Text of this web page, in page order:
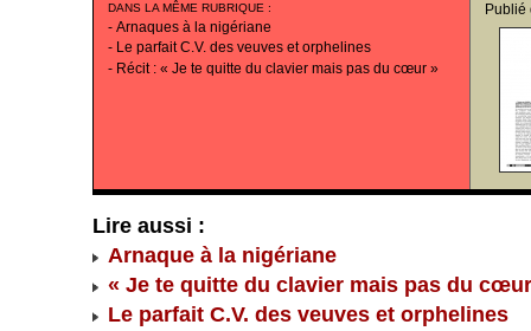
DANS LA MÊME RUBRIQUE :
- Arnaques à la nigériane
- Le parfait C.V. des veuves et orphelines
- Récit : « Je te quitte du clavier mais pas du cœur »
Lire aussi :
Arnaque à la nigériane
« Je te quitte du clavier mais pas du
Le parfait C.V. des veuves et orphelines